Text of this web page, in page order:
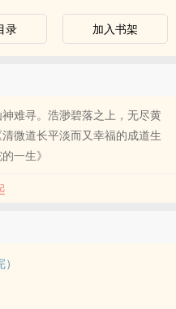
录 加入书架
难寻。浩渺碧落之上，无尽黄
微道长平淡而又幸福的成道生
一生》